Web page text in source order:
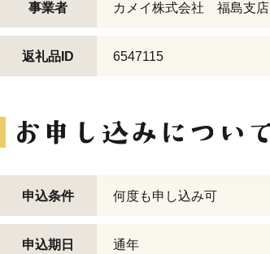
事業者 カメイ株式会社 福島支店
返礼品ID 6547115
申込条件 何度も申し込み可
申込期日 通年